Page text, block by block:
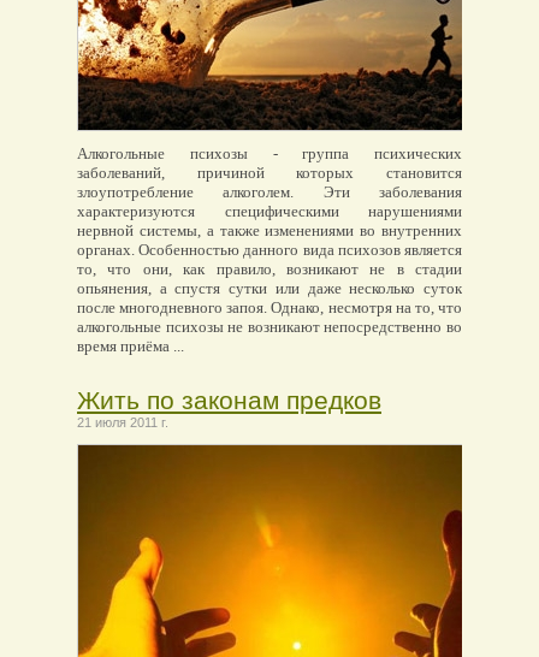
Алкогольные психозы - группа психических
заболеваний, причиной которых становится
злоупотребление алкоголем. Эти заболевания
характеризуются специфическими нарушениями
нервной системы, а также изменениями во внутренних
органах. Особенностью данного вида психозов является
то, что они, как правило, возникают не в стадии
опьянения, а спустя сутки или даже несколько суток
после многодневного запоя. Однако, несмотря на то, что
алкогольные психозы не возникают непосредственно во
время приёма ...
Жить по законам предков
21 июля 2011 г.